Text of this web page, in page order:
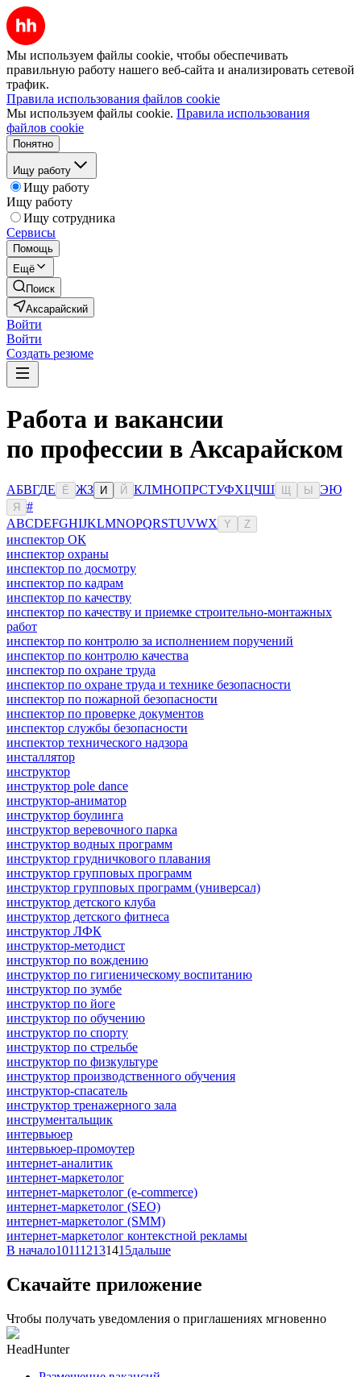
Мы используем файлы cookie, чтобы обеспечивать
правильную работу нашего веб-сайта и анализировать сетевой
трафик.
Правила использования файлов cookie
Мы используем файлы cookie. Правила использования
файлов cookie
Понятно
Ищу работу
Ищу работу
Ищу работу
Ищу сотрудника
Сервисы
Помощь
Ещё
Поиск
Аксарайский
Войти
Войти
Создать резюме
Работа и вакансии
по профессии в Аксарайском
АБВГДЕ Ё ЖЗ И Й КЛМНОПРСТУФХЦЧШ Ы ЭЮ
Я
#
ABCDEFGHIJKLMNOPQRSTUVWX Y Z
инспектор ОК
инспектор охраны
инспектор по досмотру
инспектор по кадрам
инспектор по качеству
инспектор по качеству и приемке строительно-монтажных
работ
инспектор по контролю за исполнением поручений
инспектор по контролю качества
инспектор по охране труда
инспектор по охране труда и технике безопасности
инспектор по пожарной безопасности
инспектор по проверке документов
инспектор службы безопасности
инспектор технического надзора
инсталлятор
инструктор
инструктор pole dance
инструктор-аниматор
инструктор боулинга
инструктор веревочного парка
инструктор водных программ
инструктор грудничкового плавания
инструктор групповых программ
инструктор групповых программ (универсал)
инструктор детского клуба
инструктор детского фитнеса
инструктор ЛФК
инструктор-методист
инструктор по вождению
инструктор по гигиеническому воспитанию
инструктор по зумбе
инструктор по йоге
инструктор по обучению
инструктор по спорту
инструктор по стрельбе
инструктор по физкультуре
инструктор производственного обучения
инструктор-спасатель
инструктор тренажерного зала
инструментальщик
интервьюер
интервьюер-промоутер
интернет-аналитик
интернет-маркетолог
интернет-маркетолог (e-commerce)
интернет-маркетолог (SEO)
интернет-маркетолог (SMM)
интернет-маркетолог контекстной рекламы
В начало101112131415дальше
Скачайте приложение
Чтобы получать уведомления о приглашениях мгновенно
HeadHunter